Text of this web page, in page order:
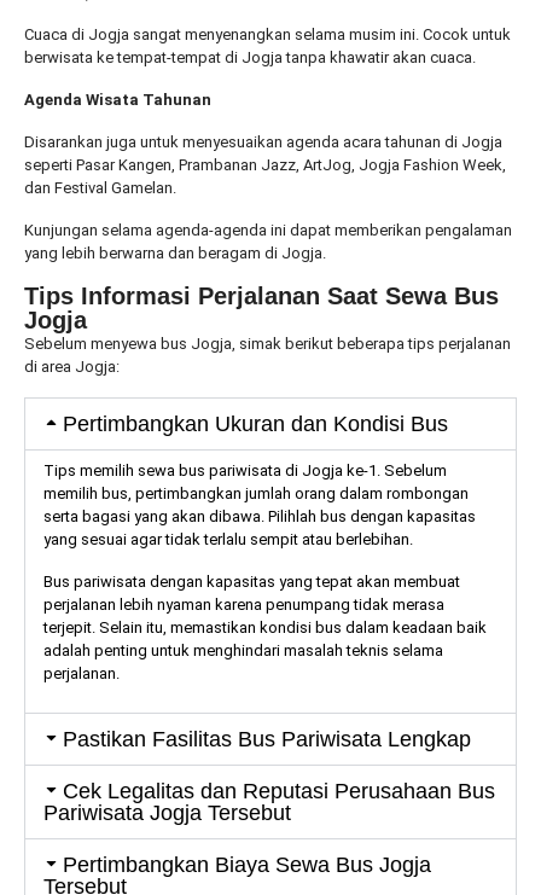
Cuaca di Jogja sangat menyenangkan selama musim ini. Cocok untuk
berwisata ke tempat-tempat di Jogja tanpa khawatir akan cuaca.
Agenda Wisata Tahunan
Disarankan juga untuk menyesuaikan agenda acara tahunan di Jogja
seperti Pasar Kangen, Prambanan Jazz, ArtJog, Jogja Fashion Week,
dan Festival Gamelan.
Kunjungan selama agenda-agenda ini dapat memberikan pengalaman
yang lebih berwarna dan beragam di Jogja.
Tips Informasi Perjalanan Saat Sewa Bus
Jogja
Sebelum menyewa bus Jogja, simak berikut beberapa tips perjalanan
di area Jogja:
Pertimbangkan Ukuran dan Kondisi Bus
Tips memilih sewa bus pariwisata di Jogja ke-1. Sebelum
memilih bus, pertimbangkan jumlah orang dalam rombongan
serta bagasi yang akan dibawa. Pilihlah bus dengan kapasitas
yang sesuai agar tidak terlalu sempit atau berlebihan.
Bus pariwisata dengan kapasitas yang tepat akan membuat
perjalanan lebih nyaman karena penumpang tidak merasa
terjepit. Selain itu, memastikan kondisi bus dalam keadaan baik
adalah penting untuk menghindari masalah teknis selama
perjalanan.
Pastikan Fasilitas Bus Pariwisata Lengkap
Cek Legalitas dan Reputasi Perusahaan Bus
Pariwisata Jogja Tersebut
Pertimbangkan Biaya Sewa Bus Jogja
Tersebut